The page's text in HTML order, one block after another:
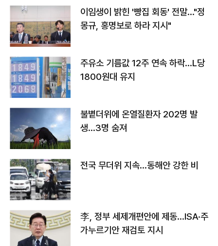
이임생이 밝힌 '빵집 회동' 전말…"정
몽규, 홍명보로 하라 지시"
주유소 기름값 12주 연속 하락…L당
1800원대 유지
불볕더위에 온열질환자 202명 발
생…3명 숨져
전국 무더위 지속…동해안 강한 비
李, 정부 세제개편안에 제동…ISA·주
가누르기안 재검토 지시